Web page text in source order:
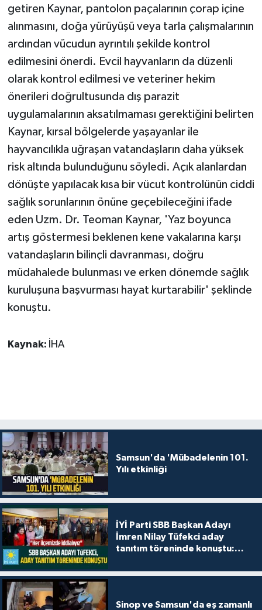
getiren Kaynar, pantolon paçalarının çorap içine
alınmasını, doğa yürüyüşü veya tarla çalışmalarının
ardından vücudun ayrıntılı şekilde kontrol
edilmesini önerdi. Evcil hayvanların da düzenli
olarak kontrol edilmesi ve veteriner hekim
önerileri doğrultusunda dış parazit
uygulamalarının aksatılmaması gerektiğini belirten
Kaynar, kırsal bölgelerde yaşayanlar ile
hayvancılıkla uğraşan vatandaşların daha yüksek
risk altında bulunduğunu söyledi. Açık alanlardan
dönüşte yapılacak kısa bir vücut kontrolünün ciddi
sağlık sorunlarının önüne geçebileceğini ifade
eden Uzm. Dr. Teoman Kaynar, 'Yaz boyunca
artış göstermesi beklenen kene vakalarına karşı
vatandaşların bilinçli davranması, doğru
müdahalede bulunması ve erken dönemde sağlık
kuruluşuna başvurması hayat kurtarabilir' şeklinde
konuştu.
Kaynak: İHA
Samsun'da 'Mübadelenin 101.
Yılı etkinliği
İYİ Parti SBB Başkan Adayı
İmren Nilay Tüfekci aday
tanıtım töreninde konuştu:
Sinop ve Samsun'da eş zamanlı